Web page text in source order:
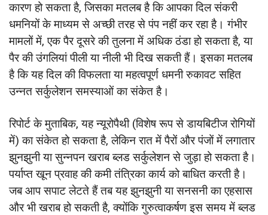
कारण हो सकता है, जिसका मतलब है कि आपका दिल संकरी
धमनियों के माध्यम से अच्छी तरह से पंप नहीं कर रहा है। गंभीर
मामलों में, एक पैर दूसरे की तुलना में अधिक ठंडा हो सकता है, या
पैर की उंगलियां पीली या नीली भी दिख सकती हैं। इसका मतलब
है कि यह दिल की विफलता या महत्वपूर्ण धमनी रुकावट सहित
उन्नत सर्कुलेशन समस्याओं का संकेत है।
रिपोर्ट के मुताबिक, यह न्यूरोपैथी (विशेष रूप से डायबिटीज रोगियों
में) का संकेत हो सकता है, लेकिन रात में पैरों और पंजों में लगातार
झुनझुनी या सुन्नपन खराब ब्लड सर्कुलेशन से जुड़ा हो सकता है।
पर्याप्त खून प्रवाह की कमी तंत्रिका कार्य को बाधित करती है।
जब आप सपाट लेटते हैं तब यह झुनझुनी या सनसनी का एहसास
और भी खराब हो सकती है, क्योंकि गुरुत्वाकर्षण इस समय में ब्लड